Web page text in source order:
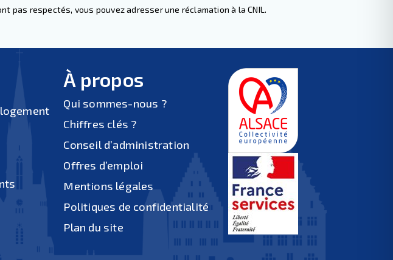
pas respectés, vous pouvez adresser une réclamation à la CNIL.
À propos
Qui sommes-nous ?
Chiffres clés ?
Conseil d’administration
Offres d’emploi
Mentions légales
Politiques de confidentialité
Plan du site